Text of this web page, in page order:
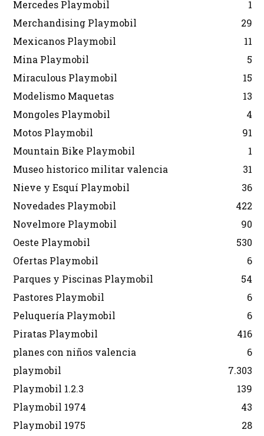
Mercedes Playmobil
1
Merchandising Playmobil
29
Mexicanos Playmobil
11
Mina Playmobil
5
Miraculous Playmobil
15
Modelismo Maquetas
13
Mongoles Playmobil
4
Motos Playmobil
91
Mountain Bike Playmobil
1
Museo historico militar valencia
31
Nieve y Esquí Playmobil
36
Novedades Playmobil
422
Novelmore Playmobil
90
Oeste Playmobil
530
Ofertas Playmobil
6
Parques y Piscinas Playmobil
54
Pastores Playmobil
6
Peluquería Playmobil
6
Piratas Playmobil
416
planes con niños valencia
6
playmobil
7.303
Playmobil 1.2.3
139
Playmobil 1974
43
Playmobil 1975
28